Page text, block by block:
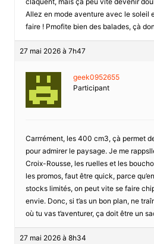
Allez en mode aventure avec le soleil
faire ! Pmofite bien des balades, çà
27 mai 2026 à 7h47
geek0952655
Participant
Carrrément, les 400 cm3, çà permet
pour admirer le paysage. Je me
Croix-Rousse, les ruelles et les
les promos, faut être quick, parce
stocks limités, on peut vite se faire
envie. Donc, si t’as un bon plan, ne
où tu vas t’aventurer, ça doit être un
27 mai 2026 à 8h34